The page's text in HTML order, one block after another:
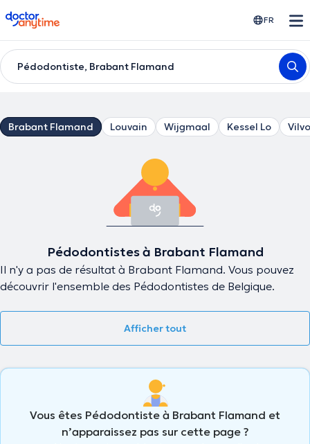
doctoranytime FR
Pédodontiste, Brabant Flamand
Brabant Flamand Louvain Wijgmaal Kessel Lo
Pédodontistes à Brabant Flamand
Il n'y a pas de résultat à Brabant Flamand. Vous pouvez
découvrir l'ensemble des Pédodontistes de Belgique.
Afficher tout
Vous êtes Pédodontiste à Brabant Flamand et
n’apparaissez pas sur cette page ?